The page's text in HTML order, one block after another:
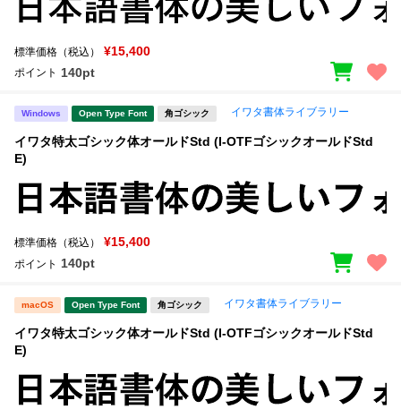
標準価格（税込） ¥15,400
ポイント 140pt
Windows Open Type Font 角ゴシック イワタ書体ライブラリー
イワタ特太ゴシック体オールドStd (I-OTFゴシックオールドStd
E)
標準価格（税込） ¥15,400
ポイント 140pt
macOS Open Type Font 角ゴシック イワタ書体ライブラリー
イワタ特太ゴシック体オールドStd (I-OTFゴシックオールドStd
E)